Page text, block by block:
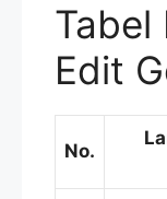
Tabel
Edit
No.